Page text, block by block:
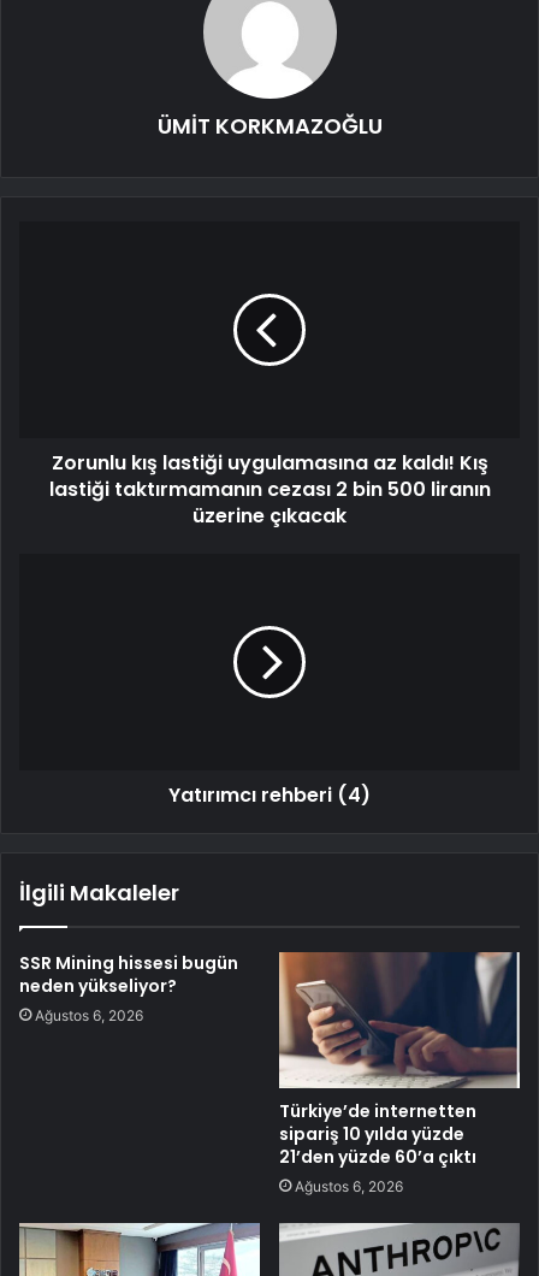
ÜMİT KORKMAZOĞLU
Zorunlu kış lastiği uygulamasına az kaldı! Kış
lastiği taktırmamanın cezası 2 bin 500 liranın
üzerine çıkacak
Yatırımcı rehberi (4)
İlgili Makaleler
SSR Mining hissesi bugün
neden yükseliyor?
Ağustos 6, 2026
Türkiye’de internetten
sipariş 10 yılda yüzde
21’den yüzde 60’a çıktı
Ağustos 6, 2026